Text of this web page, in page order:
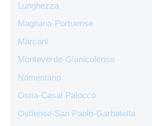
Lunghezza
Magliana-Portuense
Marconi
Monteverde-Gianicolense
Nomentano
Ostia-Casal Palocco
Ostiense-San Paolo-Garbatella